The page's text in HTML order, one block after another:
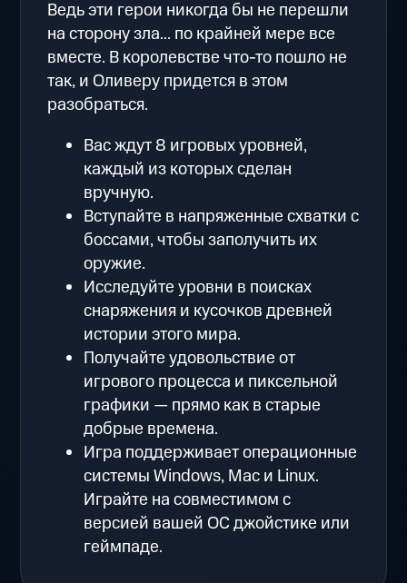
Ведь эти герои никогда бы не перешли
на сторону зла... по крайней мере все
вместе. В королевстве что-то пошло не
так, и Оливеру придется в этом
разобраться.
Вас ждут 8 игровых уровней,
каждый из которых сделан
вручную.
Вступайте в напряженные схватки с
боссами, чтобы заполучить их
оружие.
Исследуйте уровни в поисках
снаряжения и кусочков древней
истории этого мира.
Получайте удовольствие от
игрового процесса и пиксельной
графики — прямо как в старые
добрые времена.
Игра поддерживает операционные
системы Windows, Mac и Linux.
Играйте на совместимом с
версией вашей ОС джойстике или
геймпаде.